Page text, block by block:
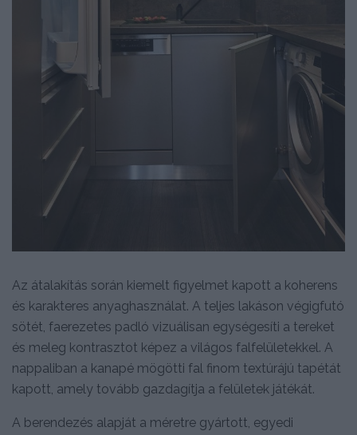
Az átalakítás során kiemelt figyelmet kapott a koherens
és karakteres anyaghasználat. A teljes lakáson végigfutó
sötét, faerezetes padló vizuálisan egységesíti a tereket
és meleg kontrasztot képez a világos falfelületekkel. A
nappaliban a kanapé mögötti fal finom textúrájú tapétát
kapott, amely tovább gazdagítja a felületek játékát.
A berendezés alapját a méretre gyártott, egyedi